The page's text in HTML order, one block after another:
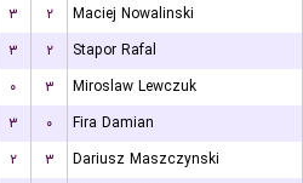
۳ ۲
Maciej Nowalinski
۳ ۲
Stapor Rafal
۰ ۳
Miroslaw Lewczuk
۳ ۰
Fira Damian
۲ ۳
Dariusz Maszczynski